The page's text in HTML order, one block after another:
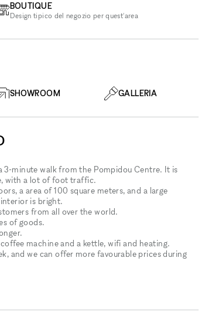
BOUTIQUE
Design tipico del negozio per quest'area
SHOWROOM GALLERIA
3-minute walk from the Pompidou Centre. It is
with a lot of foot traffic.
a area of 100 square meters, and a large
is bright.
from all over the world.
of goods.
machine and a kettle, wifi and heating.
and we can offer more favourable prices during